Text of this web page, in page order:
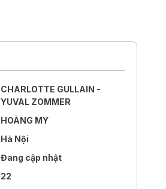
CHARLOTTE GULLAIN -
YUVAL ZOMMER
HOÀNG MY
Hà Nội
Đang cập nhật
22